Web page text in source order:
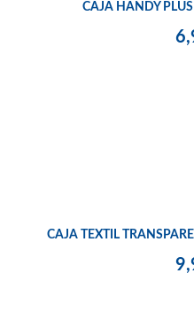
CAJA HANDY
CAJA TEXTIL